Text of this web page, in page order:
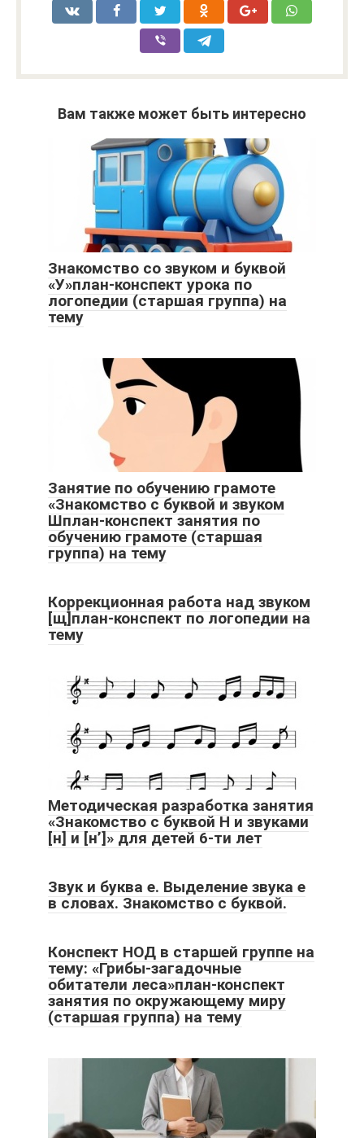
Вам также может быть интересно
Знакомство со звуком и буквой
«У»план-конспект урока по
логопедии (старшая группа) на
тему
Занятие по обучению грамоте
«Знакомство с буквой и звуком
Шплан-конспект занятия по
обучению грамоте (старшая
группа) на тему
Коррекционная работа над звуком
[щ]план-конспект по логопедии на
тему
Методическая разработка занятия
«Знакомство с буквой Н и звуками
[н] и [н’]» для детей 6-ти лет
Звук и буква е. Выделение звука е
в словах. Знакомство с буквой.
Конспект НОД в старшей группе на
тему: «Грибы-загадочные
обитатели леса»план-конспект
занятия по окружающему миру
(старшая группа) на тему